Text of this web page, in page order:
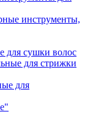
инструменты,
для сушки волос
для стрижки
для